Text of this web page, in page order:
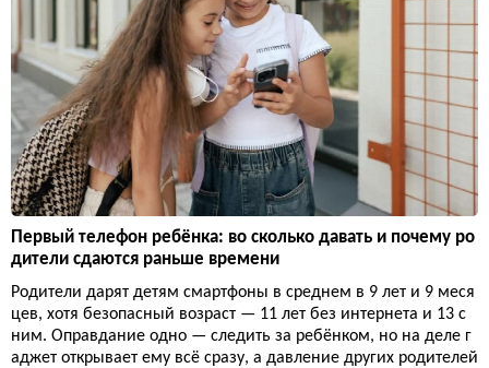
Первый телефон ребёнка: во сколько давать и почему ро
дители сдаются раньше времени
Родители дарят детям смартфоны в среднем в 9 лет и 9 меся
цев, хотя безопасный возраст — 11 лет без интернета и 13 с
ним. Оправдание одно — следить за ребёнком, но на деле г
аджет открывает ему всё сразу, а давление других родителей